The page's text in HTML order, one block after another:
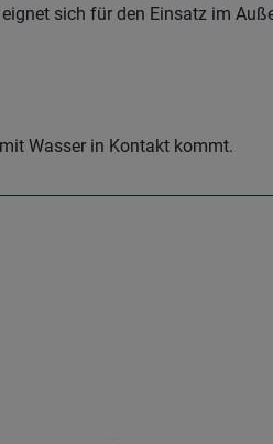
sich für den Einsatz im
Wasser in Kontakt kommt.